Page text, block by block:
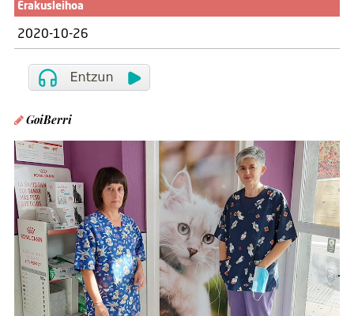
Erakusleihoa
2020-10-26
GoiBerri